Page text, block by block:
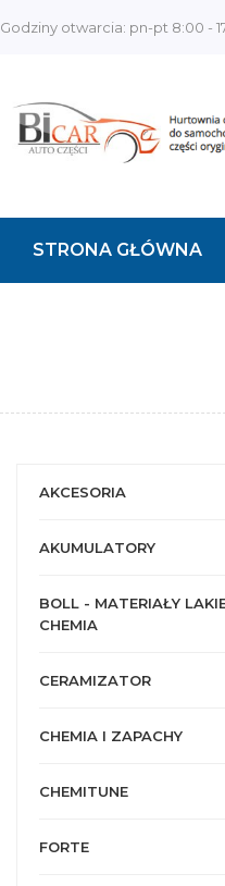
Godziny otwarcia: pn-pt 8:00 -
STRONA GŁÓWNA
AKCESORIA
AKUMULATORY
BOLL - MATERIAŁY
CHEMIA
CERAMIZATOR
CHEMIA I ZAPACHY
CHEMITUNE
FORTE